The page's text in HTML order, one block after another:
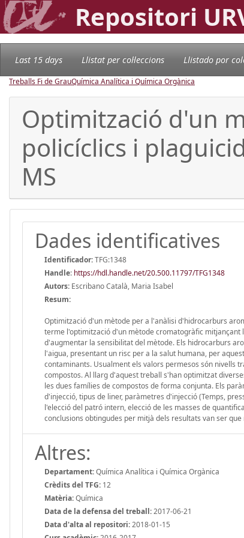
Repositori
Last 15 days Llistat per col·leccions Llistado por
Treballs Fi de GrauQuímica Analítica i Química Orgànica
Optimització d'un
policíclics i
MS
Dades identificatives
Identificador:TFG:1348
Handle: https://hdl.handle.net/20.500.11797/TFG1348
Autors: Escribano Català, Maria Isabel
Resum:
Optimització d'un mètode per a l'anàlisi d'hidrocarburs
terme l'optimització d'un mètode cromatogràfic
d'augmentar la sensibilitat del mètode. Els hidrocarburs
l'aigua, presentant un risc per a la salut humana, per
contaminants. Usualment els valors permesos són nivells
compostos. Al llarg d'aquest treball s'han optimitzat
les dues famílies de compostos de forma conjunta. Els
d'injecció, tipus de liner, paràmetres d'injecció (Temps,
l'elecció del patró intern, elecció de les masses de
conclusions obtingudes per mitjà dels resultats van ser
Altres:
Departament:Química Analítica i Química Orgànica
Crèdits del TFG: 12
Matèria:Química
Data de la defensa del treball:2017-06-21
Data d'alta al repositori:2018-01-15